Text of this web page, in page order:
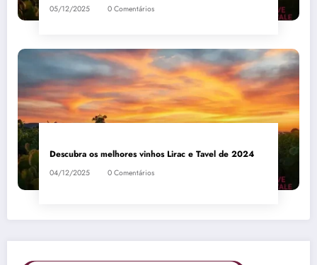
05/12/2025 0 Comentários
Descubra os melhores vinhos Lirac e Tavel de 2024
04/12/2025 0 Comentários